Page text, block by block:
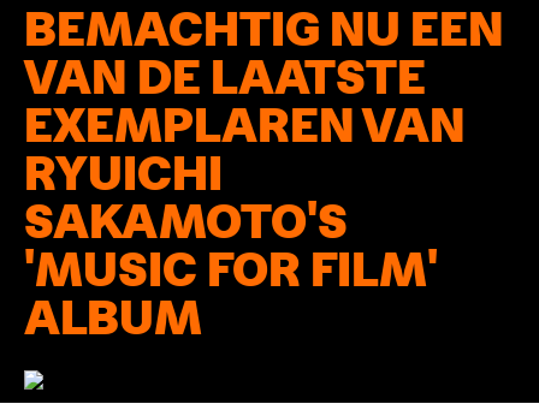
BEMACHTIG NU EEN
VAN DE LAATSTE
EXEMPLAREN VAN
RYUICHI
SAKAMOTO'S
'MUSIC FOR FILM'
ALBUM